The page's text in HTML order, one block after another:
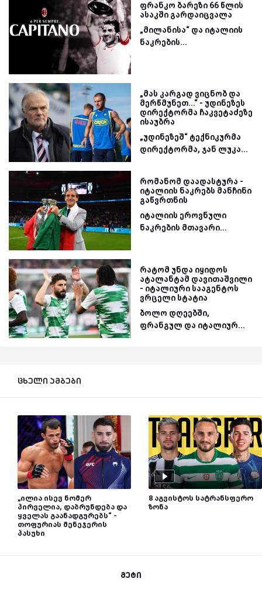
ფრანკო ბარეზი 66 წლის
ასაკში გარდაიცვალა
„მილანისა“ და იტალიის
ნაკრების...
„მას კარგად ვიცნობ და
მერწმუნეთ...“ - უდინეზეს
დირექტორმა ჩაკვეტაძეზე
ისაუბრა
„უდინეზეშ“ ტექნიკურმა
დირექტორმა, ჯან ლუკა...
რომანომ დაადასტურა -
იტალიის ნაკრებს მანჩინი
გაწვრთნის
იტალიის ეროვნული
ნაკრების მთავარი...
რატომ უნდა იყიდოს
ატალანტამ დავითაშვილი
- იტალიური სააგენტოს
ვრცელი სტატია
ბოლო დღეებში,
ფრანგულ და იტალიურ...
ცხელი ამბები
„ილია ისევ ნომერ
პირველია, დაბრუნდება და
ყველას გაანადგურებს“ -
თოფურიას მენეჯერის
პასუხი
8 აგვისტოს სატრანსფერო
ზონა
მეტი